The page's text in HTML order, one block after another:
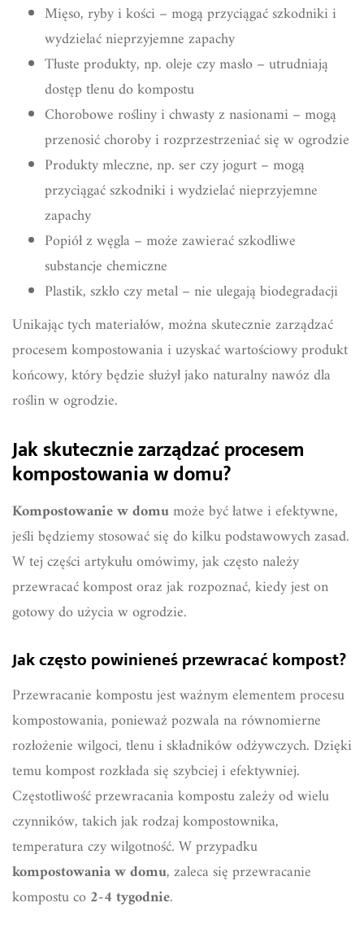
Mięso, ryby i kości – mogą przyciągać szkodniki i
wydzielać nieprzyjemne zapachy
Tłuste produkty, np. oleje czy masło – utrudniają
dostęp tlenu do kompostu
Chorobowe rośliny i chwasty z nasionami – mogą
przenosić choroby i rozprzestrzeniać się w ogrodzie
Produkty mleczne, np. ser czy jogurt – mogą
przyciągać szkodniki i wydzielać nieprzyjemne
zapachy
Popiół z węgla – może zawierać szkodliwe
substancje chemiczne
Plastik, szkło czy metal – nie ulegają biodegradacji
Unikając tych materiałów, można skutecznie zarządzać
procesem kompostowania i uzyskać wartościowy produkt
końcowy, który będzie służył jako naturalny nawóz dla
roślin w ogrodzie.
Jak skutecznie zarządzać procesem
kompostowania w domu?
Kompostowanie w domumoże być łatwe i efektywne,
jeśli będziemy stosować się do kilku podstawowych zasad.
W tej części artykułu omówimy, jak często należy
przewracać kompost oraz jak rozpoznać, kiedy jest on
gotowy do użycia w ogrodzie.
Jak często powinieneś przewracać kompost?
Przewracanie kompostu jest ważnym elementem procesu
kompostowania, ponieważ pozwala na równomierne
rozłożenie wilgoci, tlenu i składników odżywczych. Dzięki
temu kompost rozkłada się szybciej i efektywniej.
Częstotliwość przewracania kompostu zależy od wielu
czynników, takich jak rodzaj kompostownika,
temperatura czy wilgotność. W przypadku
kompostowania w domu, zaleca się przewracanie
kompostu co2-4 tygodnie.